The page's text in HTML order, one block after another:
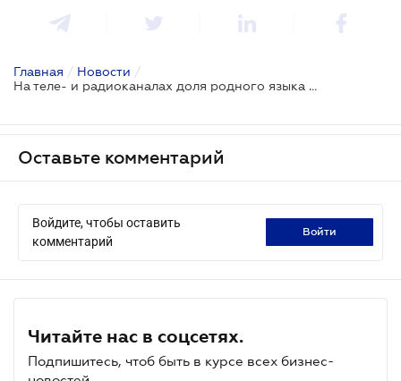
Главная / Новости /
На теле- и радиоканалах доля родного языка будет составлять 75 процентов вещания
Оставьте комментарий
Войдите, чтобы оставить
комментарий
войти
Читайте нас в соцсетях.
Подпишитесь, чтоб быть в курсе всех бизнес-